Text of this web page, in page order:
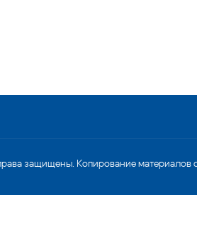
защищены. Копирование